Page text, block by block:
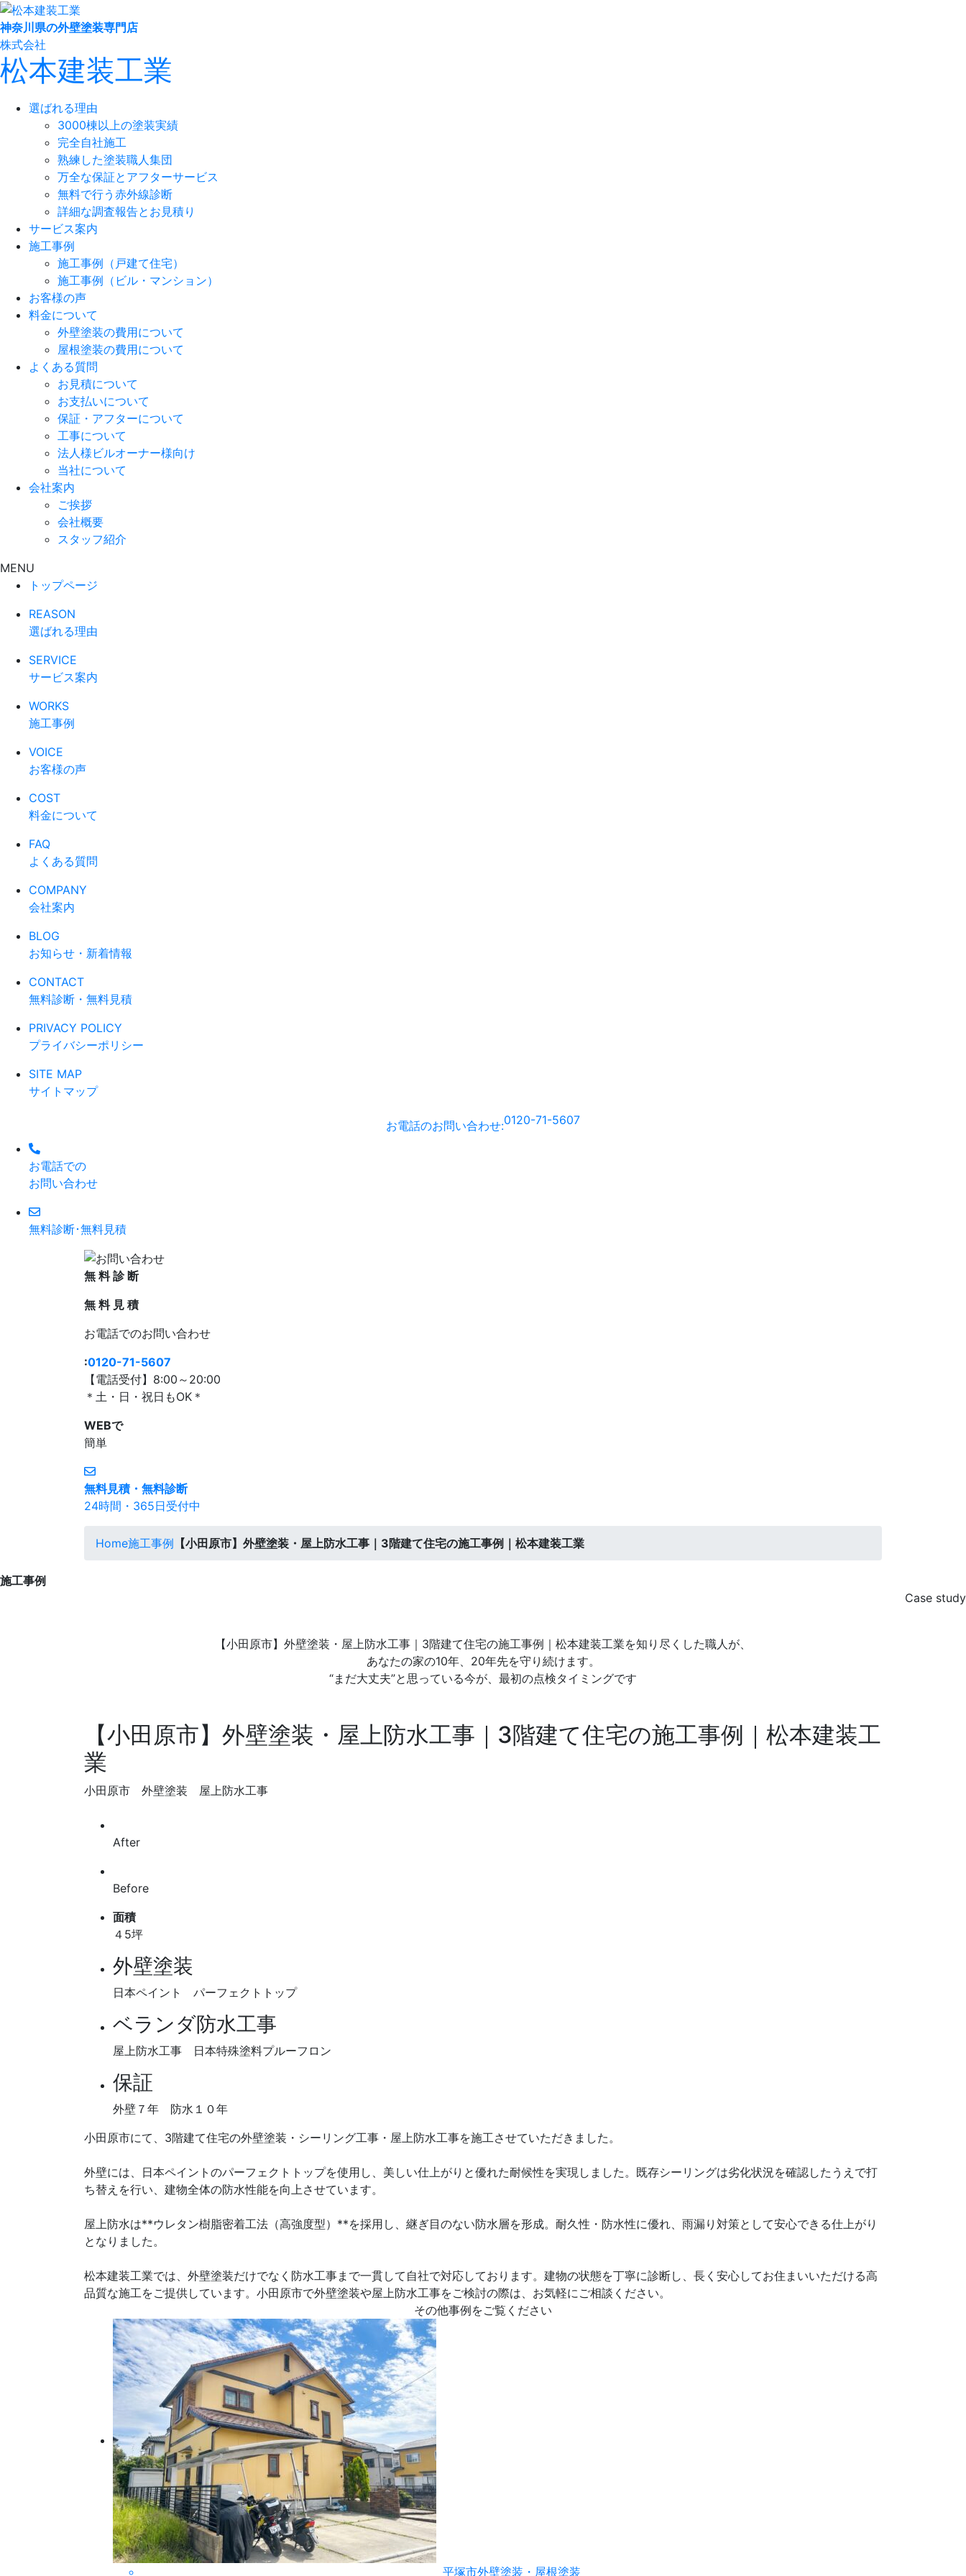
神奈川県の外壁塗装専門店
株式会社
松本建装工業
選ばれる理由
3000棟以上の塗装実績
完全自社施工
熟練した塗装職人集団
万全な保証とアフターサービス
無料で行う赤外線診断
詳細な調査報告とお見積り
サービス案内
施工事例
施工事例（戸建て住宅）
施工事例（ビル・マンション）
お客様の声
料金について
外壁塗装の費用について
屋根塗装の費用について
よくある質問
お見積について
お支払いについて
保証・アフターについて
工事について
法人様ビルオーナー様向け
当社について
会社案内
ご挨拶
会社概要
スタッフ紹介
MENU
トップページ
REASON
選ばれる理由
SERVICE
サービス案内
WORKS
施工事例
VOICE
お客様の声
COST
料金について
FAQ
よくある質問
COMPANY
会社案内
BLOG
お知らせ・新着情報
CONTACT
無料診断・無料見積
PRIVACY POLICY
プライバシーポリシー
SITE MAP
サイトマップ
お電話のお問い合わせ:0120-71-5607
お電話での
お問い合わせ
無料診断･無料見積
無 料 診 断
無 料 見 積
お電話でのお問い合わせ
:0120-71-5607
【電話受付】8:00～20:00
＊土・日・祝日もOK＊
WEBで
簡単
無料見積・無料診断
24時間・365日受付中
Home施工事例 【小田原市】外壁塗装・屋上防水工事｜3階建て住宅の施工事例｜松本建装工業
施工事例
Case study
【小田原市】外壁塗装・屋上防水工事｜3階建て住宅の施工事例｜松本建装工業を知り尽くした職人が、
あなたの家の10年、 20年先を守り続けます。
“まだ大丈夫”と思っている今が、 最初の点検タイミングです
【小田原市】外壁塗装・屋上防水工事｜3階建て住宅の施工事例｜松本建装工
業
小田原市 外壁塗装 屋上防水工事
After
Before
面積
４5坪
外壁塗装
日本ペイント パーフェクトトップ
ベランダ防水工事
屋上防水工事 日本特殊塗料プルーフロン
保証
外壁７年 防水１０年
小田原市にて、3階建て住宅の外壁塗装・シーリング工事・屋上防水工事を施工させていただきました。
外壁には、日本ペイントのパーフェクトトップを使用し、美しい仕上がりと優れた耐候性を実現しました。既存シーリングは劣化状況を確認したうえで打
ち替えを行い、建物全体の防水性能を向上させています。
屋上防水は**ウレタン樹脂密着工法（高強度型）**を採用し、継ぎ目のない防水層を形成。耐久性・防水性に優れ、雨漏り対策として安心できる仕上がり
となりました。
松本建装工業では、外壁塗装だけでなく防水工事まで一貫して自社で対応しております。建物の状態を丁寧に診断し、長く安心してお住まいいただける高
品質な施工をご提供しています。小田原市で外壁塗装や屋上防水工事をご検討の際は、お気軽にご相談ください。
その他事例をご覧ください
平塚市外壁塗装・屋根塗装